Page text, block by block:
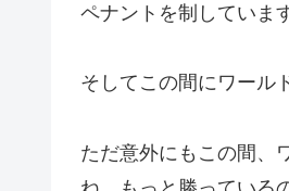
ペナントを制していま
そしてこの間にワール
ただ意外にもこの間、